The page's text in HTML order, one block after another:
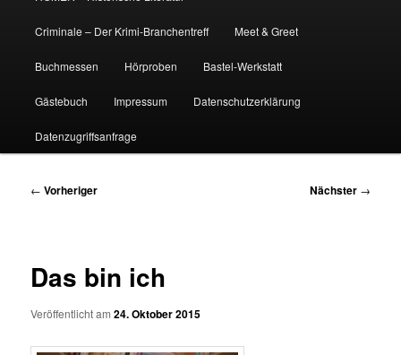
Criminale – Der Krimi-Branchentreff Meet & Greet
Buchmessen Hörproben Bastel-Werkstatt
Gästebuch Impressum Datenschutzerklärung
Datenzugriffsanfrage
Beitragsnavigation
← Vorheriger Nächster →
Das bin ich
Veröffentlicht am24. Oktober 2015